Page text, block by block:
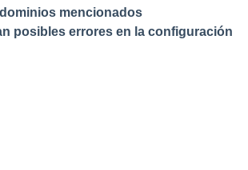
mencionados
posibles errores en la configuración